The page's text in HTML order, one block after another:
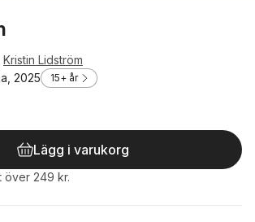
Kristin Lidström
2025
15+ år
Lägg i varukorg
över 249 kr.